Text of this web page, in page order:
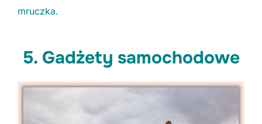
mruczka.
5. Gadżety samochodowe